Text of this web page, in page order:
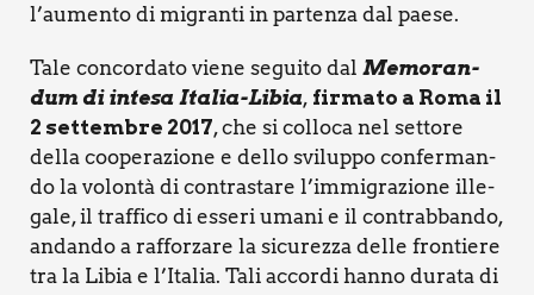
l’aumento di migran­ti in par­ten­za dal pae­se.
Tale con­cor­da­to vie­ne segui­to dal Memo­ran­
dum di inte­sa Ita­lia-Libia, fir­ma­to a Roma il
2 set­tem­bre 2017, che si col­lo­ca nel set­to­re
del­la coo­pe­ra­zio­ne e del­lo svi­lup­po con­fer­man­
do la volon­tà di con­tra­sta­re l’immigrazione ille­
ga­le, il traf­fi­co di esse­ri uma­ni e il con­trab­ban­do,
andan­do a raf­for­za­re la sicu­rez­za del­le fron­tie­re
tra la Libia e l’Italia. Tali accor­di han­no dura­ta di